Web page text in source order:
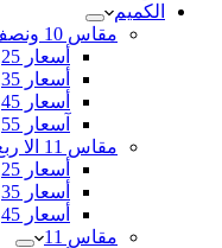
الكميم
مقاس 10 ونصف
أسعار 25
أسعار 35
أسعار 45
آسعار 55
مقاس 11 الا ربع
أسعار 25
أسعار 35
أسعار 45
مقاس 11